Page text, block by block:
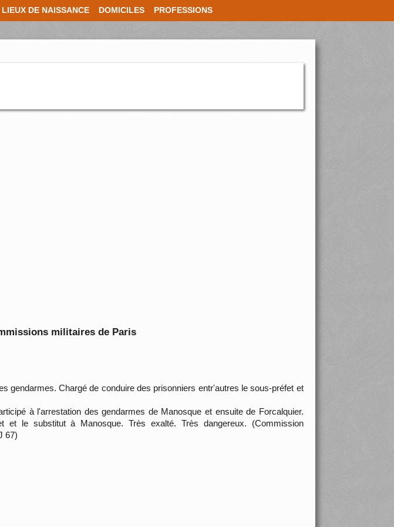
LIEUX DE NAISSANCE DOMICILES PROFESSIONS
militaires de Paris
gendarmes. Chargé de conduire des prisonniers entr'autres le sous-préfet et
à l'arrestation des gendarmes de Manosque et ensuite de Forcalquier.
le substitut à Manosque. Très exalté. Très dangereux. (Commission
67)